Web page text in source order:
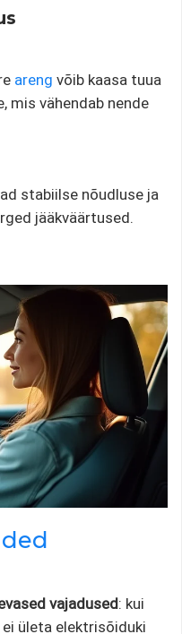
areng võib kaasa tuua
mis vähendab nende
stabiilse nõudluse ja
jääkväärtused.
vajadused: kui
ületa elektrisõiduki